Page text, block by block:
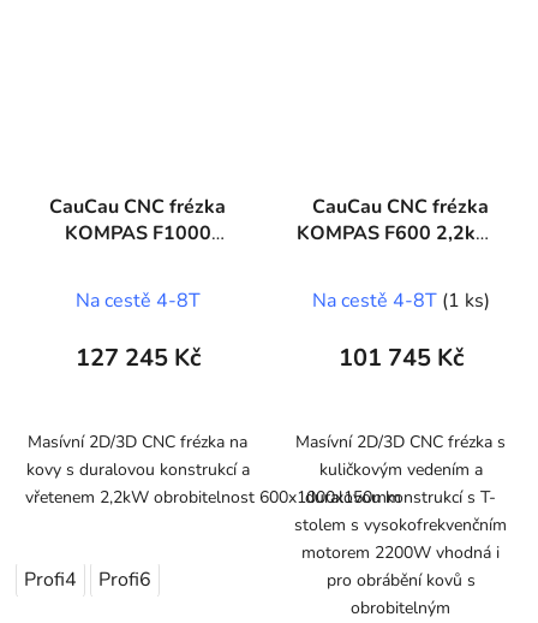
CauCau CNC frézka
KOMPAS F1000
(600x1000x150mm)
Na cestě 4-8T
127 245 Kč
Masívní 2D/3D CNC frézka na
kovy s duralovou konstrukcí a
vřetenem 2,2kW obrobitelnost 600x1000x150mm
Profi4 Profi6
CauCau CNC frézka
KOMPAS F600 2,2kW-
(400x600x150mm)
Na cestě 4-8T (1 ks)
101 745 Kč
Masívní 2D/3D CNC frézka s
kuličkovým vedením a
duralovou konstrukcí s T-
stolem s vysokofrekvenčním
motorem 2200W vhodná i
pro obrábění kovů s
obrobitelným